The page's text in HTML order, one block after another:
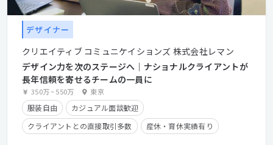
デザイナー
クリエイティブ コミュニケイションズ 株式会社レマン
デザイン力を次のステージへ｜ナショナルクライアントが
長年信頼を寄せるチームの一員に
350万~550万 東京
服装自由
カジュアル面談歓迎
クライアントとの直接取引多数
産休・育休実績有り